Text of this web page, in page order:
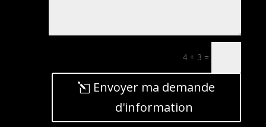
4 + 3 =
Envoyer ma demande
d'information